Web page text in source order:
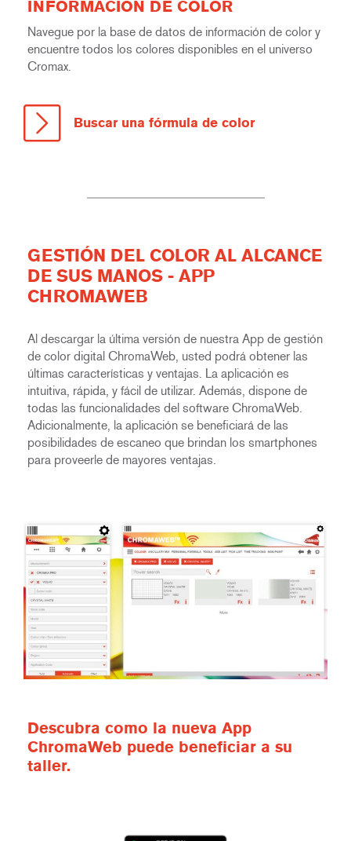
INFORMACIÓN DE COLOR
Navegue por la base de datos de información de color y
encuentre todos los colores disponibles en el universo
Cromax.
Buscar una fórmula de color
GESTIÓN DEL COLOR AL ALCANCE
DE SUS MANOS - APP
CHROMAWEB
Al descargar la última versión de nuestra App de gestión
de color digital ChromaWeb, usted podrá obtener las
últimas características y ventajas. La aplicación es
intuitiva, rápida, y fácil de utilizar. Además, dispone de
todas las funcionalidades del software ChromaWeb.
Adicionalmente, la aplicación se beneficiará de las
posibilidades de escaneo que brindan los smartphones
para proveerle de mayores ventajas.
Descubra como la nueva App
ChromaWeb puede beneficiar a su
taller.